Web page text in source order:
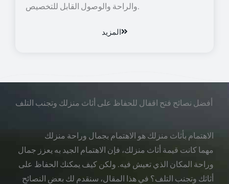
والراحة والوصول القابل للتخصيص.
المزيد
أفضل نصائح فتح اقفال للحفاظ على أثاث منزلك وتجنب التلف
الاهتمام بأثاث منزلك هو الاهتمام بجمال وراحة منزلك
مهما كانت قيمة أثاث منزلك، فإن الاهتمام الجيد به يعزز جمال
وراحة المكان الذي تعيش فيه. ولكن كيف يمكنك الحفاظ على
أثاثك وتجنب التلف؟ في هذا المقال، سنقدم لك بعض النصائح